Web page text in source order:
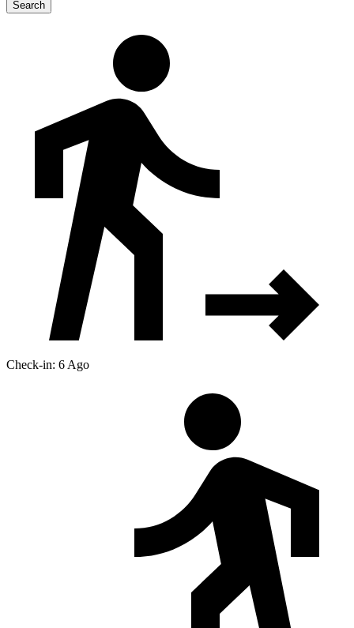
Search
Check-in: 6 Ago